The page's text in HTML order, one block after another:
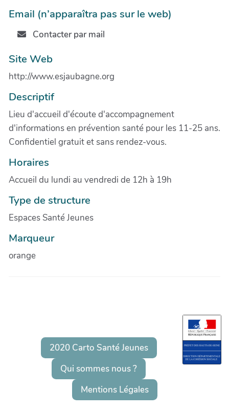
Email (n’apparaîtra pas sur le web)
Contacter par mail
Site Web
http://www.esjaubagne.org
Descriptif
Lieu d'accueil d'écoute d'accompagnement
d'informations en prévention santé pour les 11-25 ans.
Confidentiel gratuit et sans rendez-vous.
Horaires
Accueil du lundi au vendredi de 12h à 19h
Type de structure
Espaces Santé Jeunes
Marqueur
orange
2020 Carto Santé Jeunes
Qui sommes nous ?
Mentions Légales